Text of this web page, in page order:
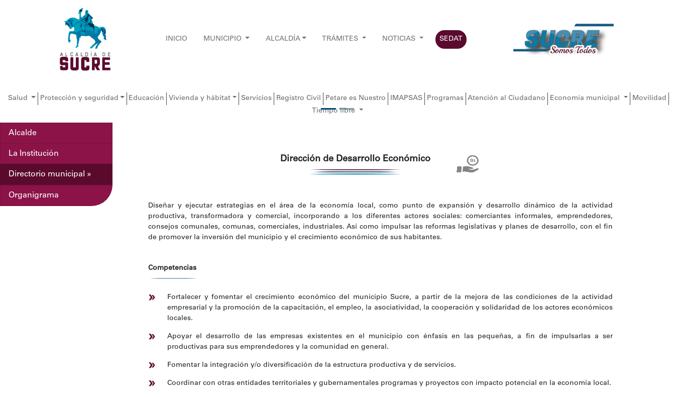
INICIO MUNICIPIO ALCALDÍA TRÁMITES NOTICIAS SEDAT
Salud Protección y seguridad Educación Vivienda y hábitat Servicios Registro Civil Petare es Nuestro IMAPSAS Programas Atención al Ciudadano Economía municipal
Movilidad
Tiempo libre
Alcalde
La Institución
Directorio municipal »
Organigrama
Dirección de Desarrollo Económico
Diseñar y ejecutar estrategias en el área de la economía local, como punto de expansión y desarrollo dinámico de la actividad
productiva, transformadora y comercial, incorporando a los diferentes actores sociales: comerciantes informales, emprendedores,
consejos comunales, comunas, comerciales, industriales. Así como impulsar las reformas legislativas y planes de desarrollo, con el fin
de promover la inversión del municipio y el crecimiento económico de sus habitantes.
Competencias
Fortalecer y fomentar el crecimiento económico del municipio Sucre, a partir de la mejora de las condiciones de la actividad
empresarial y la promoción de la capacitación, el empleo, la asociatividad, la cooperación y solidaridad de los actores económicos
locales.
Apoyar el desarrollo de las empresas existentes en el municipio con énfasis en las pequeñas, a fin de impulsarlas a ser
productivas para sus emprendedores y la comunidad en general.
Fomentar la integración y/o diversificación de la estructura productiva y de servicios.
Coordinar con otras entidades territoriales y gubernamentales programas y proyectos con impacto potencial en la economía local.